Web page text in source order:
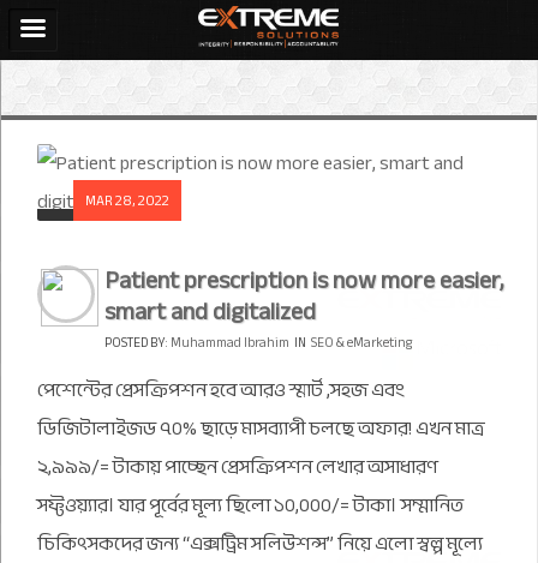
MAR 28, 2022
Patient prescription is now more easier,
smart and digitalized
POSTED BY:Muhammad Ibrahim IN SEO & eMarketing
পেশেন্টের প্রেসক্রিপশন হবে আরও স্মার্ট ,সহজ এবং
ডিজিটালাইজড ৭০% ছাড়ে মাসব্যাপী চলছে অফার! এখন মাত্র
২,৯৯৯/= টাকায় পাচ্ছেন প্রেসক্রিপশন লেখার অসাধারণ
সফ্টওয়্যার। যার পূর্বের মূল্য ছিলো ১০,০০০/= টাকা। সম্মানিত
চিকিৎসকদের জন্য “এক্সট্রিম সলিউশন্স” নিয়ে এলো স্বল্প মূল্যে